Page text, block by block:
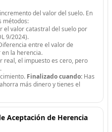
del valor del suelo. En
métodos:
el valor catastral del suelo por
9/2024).
entre el valor de
la herencia.
real, el impuesto es cero, pero
Finalizado cuando: Has
más dinero y tienes el
Aceptación de Herencia